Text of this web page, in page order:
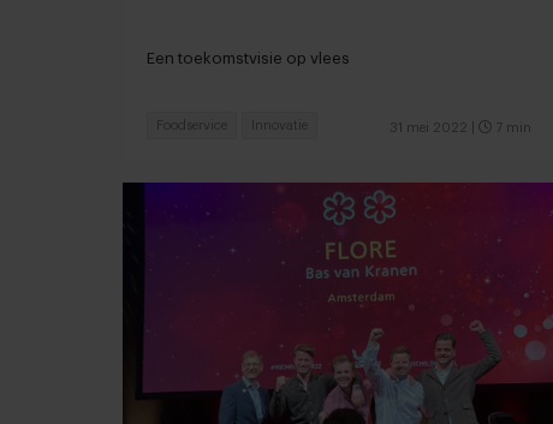
Een toekomstvisie op vlees
31 mei 2022 7 min
Foodservice Innovatie